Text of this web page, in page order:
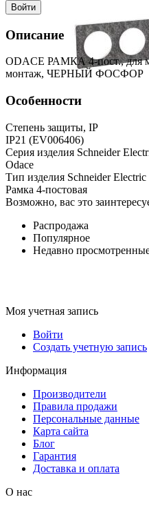
Войти
Описание
ODACE РАМКА 4-пост., для
монтаж, ЧЕРНЫЙ ФОСФОР
Особенности
Степень защиты, IP
IP21 (EV006406)
Серия изделия Schneider
Odace
Тип изделия Schneider Electric
Рамка 4-постовая
Возможно, вас это
Распродажа
Популярное
Недавно
Моя учетная запись
Войти
Создать учетную запись
Информация
Производители
Правила продажи
Персональные данные
Карта сайта
Блог
Гарантия
Доставка и оплата
О нас